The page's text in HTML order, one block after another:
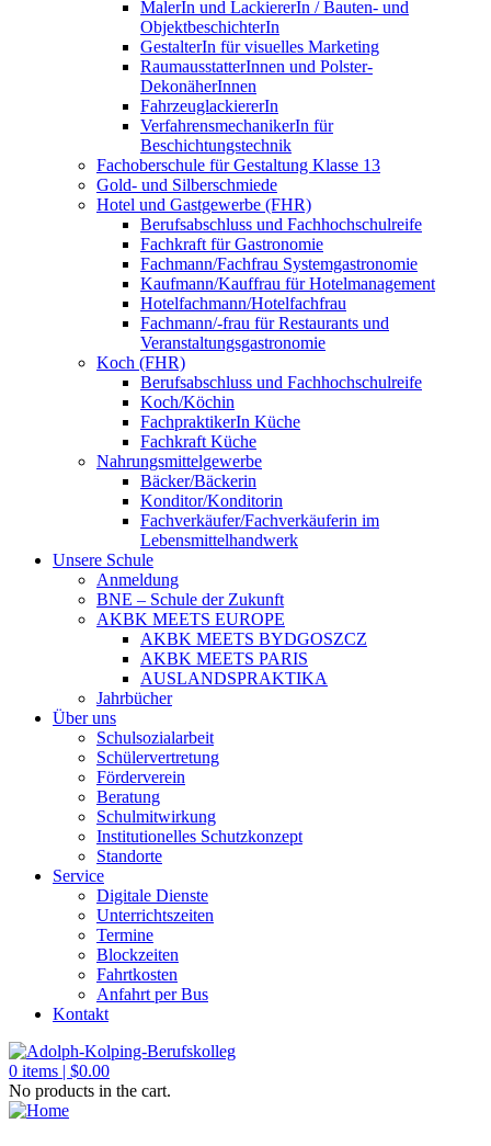
MalerIn und LackiererIn / Bauten- und
ObjektbeschichterIn
GestalterIn für visuelles Marketing
RaumausstatterInnen und Polster-
DekonäherInnen
FahrzeuglackiererIn
VerfahrensmechanikerIn für
Beschichtungstechnik
Fachoberschule für Gestaltung Klasse 13
Gold- und Silberschmiede
Hotel und Gastgewerbe (FHR)
Berufsabschluss und Fachhochschulreife
Fachkraft für Gastronomie
Fachmann/Fachfrau Systemgastronomie
Kaufmann/Kauffrau für Hotelmanagement
Hotelfachmann/Hotelfachfrau
Fachmann/-frau für Restaurants und
Veranstaltungsgastronomie
Koch (FHR)
Berufsabschluss und Fachhochschulreife
Koch/Köchin
FachpraktikerIn Küche
Fachkraft Küche
Nahrungsmittelgewerbe
Bäcker/Bäckerin
Konditor/Konditorin
Fachverkäufer/Fachverkäuferin im
Lebensmittelhandwerk
Unsere Schule
Anmeldung
BNE – Schule der Zukunft
AKBK MEETS EUROPE
AKBK MEETS BYDGOSZCZ
AKBK MEETS PARIS
AUSLANDSPRAKTIKA
Jahrbücher
Über uns
Schulsozialarbeit
Schülervertretung
Förderverein
Beratung
Schulmitwirkung
Institutionelles Schutzkonzept
Standorte
Service
Digitale Dienste
Unterrichtszeiten
Termine
Blockzeiten
Fahrtkosten
Anfahrt per Bus
Kontakt
0 items | $0.00
No products in the cart.